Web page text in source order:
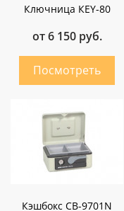
Ключница КEY-80
от 6 150 руб.
Кэшбокс СВ-9701N